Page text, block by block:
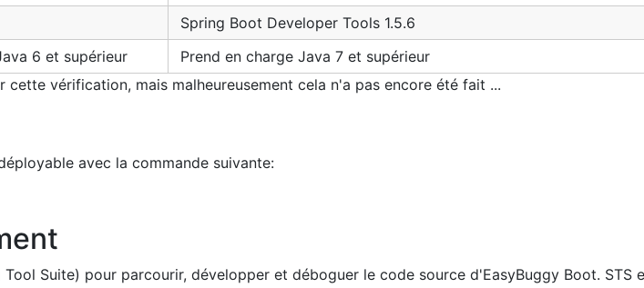
Spring Boot Developer Tools 1.5.6
6 et supérieur
Prend en charge Java 7 et supérieur
vérification, mais malheureusement cela n'a pas encore été fait ...
avec la commande suivante:
Suite) pour parcourir, développer et déboguer le code source d'EasyBuggy Boot.